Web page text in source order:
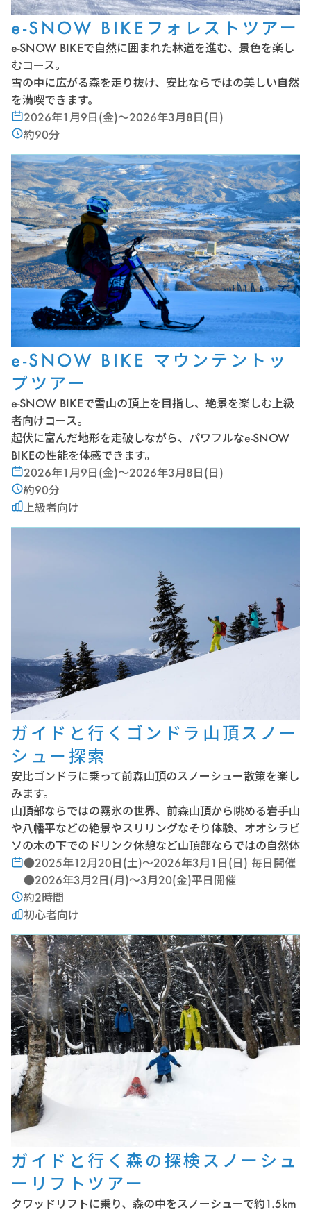
e-SNOW BIKEフォレストツアー
e-SNOW BIKEで自然に囲まれた林道を進む、景色を楽し
むコース。
雪の中に広がる森を走り抜け、安比ならではの美しい自然
を満喫できます。
2026年1月9日(金)〜2026年3月8日(日)
約90分
e-SNOW BIKE マウンテントッ
プツアー
e-SNOW BIKEで雪山の頂上を目指し、絶景を楽しむ上級
者向けコース。
起伏に富んだ地形を走破しながら、パワフルなe-SNOW
BIKEの性能を体感できます。
2026年1月9日(金)〜2026年3月8日(日)
約90分
上級者向け
ガイドと行くゴンドラ山頂スノー
シュー探索
安比ゴンドラに乗って前森山頂のスノーシュー散策を楽し
みます。
山頂部ならではの霧氷の世界、前森山頂から眺める岩手山
や八幡平などの絶景やスリリングなそり体験、オオシラビ
ソの木の下でのドリンク休憩など山頂部ならではの自然体
験をガイドと一緒に楽しみましょう。
●2025年12月20日(土)〜2026年3月1日(日) 毎日開催
●2026年3月2日(月)〜3月20(金)平日開催
約2時間
初心者向け
ガイドと行く森の探検スノーシュ
ーリフトツアー
クワッドリフトに乗り、森の中をスノーシューで約1.5km